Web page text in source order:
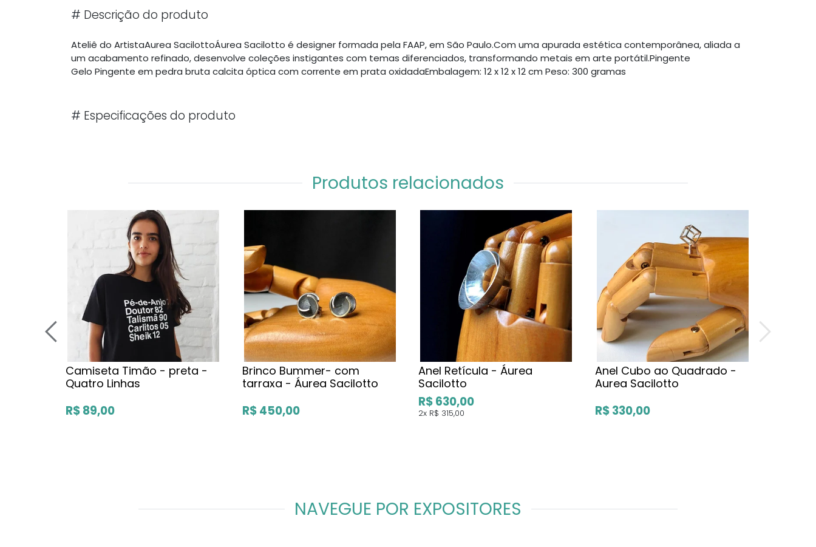
# Descrição do produto
Ateliê do ArtistaAurea SacilottoÁurea Sacilotto é designer formada pela FAAP, em São Paulo.Com uma apurada estética contemporânea, aliada a
um acabamento refinado, desenvolve coleções instigantes com temas diferenciados, transformando metais em arte portátil.Pingente
Gelo Pingente em pedra bruta calcita óptica com corrente em prata oxidadaEmbalagem: 12 x 12 x 12 cm Peso: 300 gramas
# Especificações do produto
Produtos relacionados
Camiseta Timão - preta -
Quatro Linhas
R$ 89,00
Brinco Bummer- com
tarraxa - Áurea Sacilotto
R$ 450,00
Anel Retícula - Áurea
Sacilotto
R$ 630,00
2x R$ 315,00
Anel Cubo ao Quadrado -
Aurea Sacilotto
R$ 330,00
NAVEGUE POR EXPOSITORES